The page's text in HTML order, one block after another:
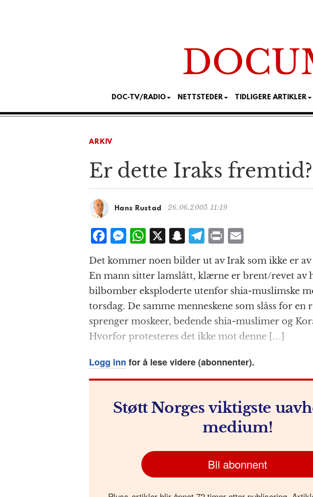
DOC-TV/RADIO NETTSTEDER TIDLIGERE ARTIKLER
ARKIV
Er dette Iraks fremtid?
Hans Rustad 26.06.2005 11:19
F
a
c
e
b
o
o
k
M
ss
e
n
g
e
r
W
at
s
A
p
p
X S
n
a
p
c
h
at
T
e
g
r
a
m
P
ri
n
t
ai
l
Det kommer noen bilder ut av Irak som ikke er av
En mann sitter lamslått, klærne er brent/revet av
bilbomber eksploderte utenfor shia-muslimske
torsdag. De samme menneskene som slåss for en
sprenger moskeer, bedende shia-muslimer og
Hvorfor protesteres det ikke mot denne […]
Logg inn for å lese videre (abonnenter).
Støtt Norges viktigste
medium!
Bli abonnent